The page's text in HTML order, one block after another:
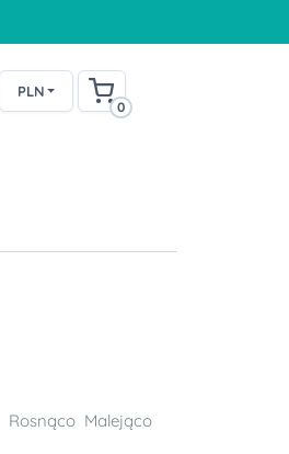
PLN
0
Rosnąco Malejąco